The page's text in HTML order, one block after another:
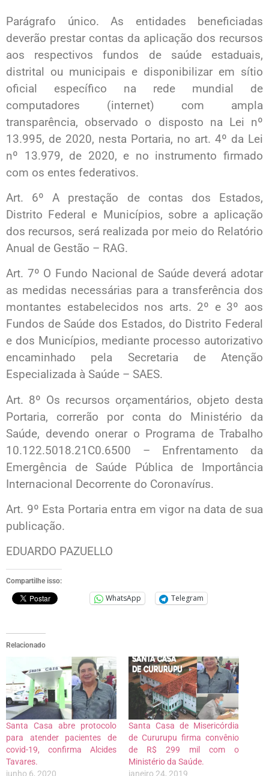
Parágrafo único. As entidades beneficiadas
deverão prestar contas da aplicação dos recursos
aos respectivos fundos de saúde estaduais,
distrital ou municipais e disponibilizar em sítio
oficial específico na rede mundial de
computadores (internet) com ampla
transparência, observado o disposto na Lei nº
13.995, de 2020, nesta Portaria, no art. 4º da Lei
nº 13.979, de 2020, e no instrumento firmado
com os entes federativos.
Art. 6º A prestação de contas dos Estados,
Distrito Federal e Municípios, sobre a aplicação
dos recursos, será realizada por meio do Relatório
Anual de Gestão – RAG.
Art. 7º O Fundo Nacional de Saúde deverá adotar
as medidas necessárias para a transferência dos
montantes estabelecidos nos arts. 2º e 3º aos
Fundos de Saúde dos Estados, do Distrito Federal
e dos Municípios, mediante processo autorizativo
encaminhado pela Secretaria de Atenção
Especializada à Saúde – SAES.
Art. 8º Os recursos orçamentários, objeto desta
Portaria, correrão por conta do Ministério da
Saúde, devendo onerar o Programa de Trabalho
10.122.5018.21C0.6500 – Enfrentamento da
Emergência de Saúde Pública de Importância
Internacional Decorrente do Coronavírus.
Art. 9º Esta Portaria entra em vigor na data de sua
publicação.
EDUARDO PAZUELLO
Compartilhe isso:
WhatsApp Telegram
Relacionado
Santa Casa abre protocolo
para atender pacientes de
covid-19, confirma Alcides
Tavares.
junho 6, 2020
Santa Casa de Misericórdia
de Cururupu firma convênio
de R$ 299 mil com o
Ministério da Saúde.
janeiro 24, 2019